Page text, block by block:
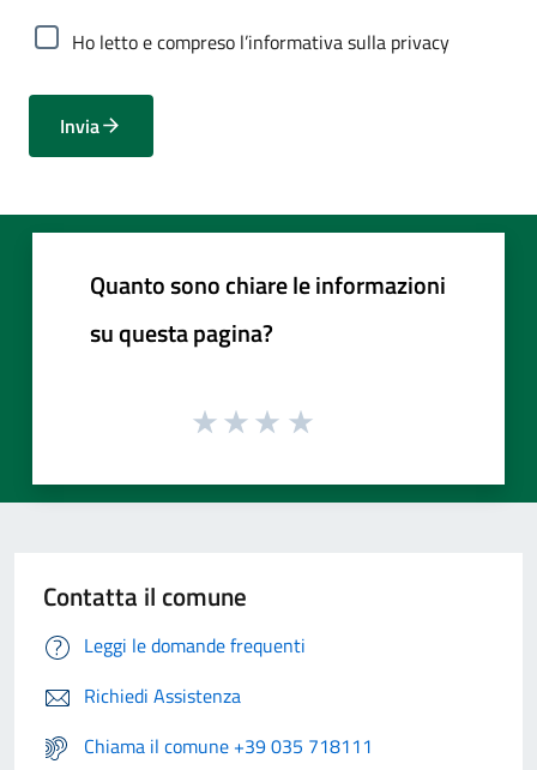
Ho letto e compreso l’informativa sulla privacy
Invia
Quanto sono chiare le informazioni
su questa pagina?
Contatta il comune
Leggi le domande frequenti
Richiedi Assistenza
Chiama il comune +39 035 718111